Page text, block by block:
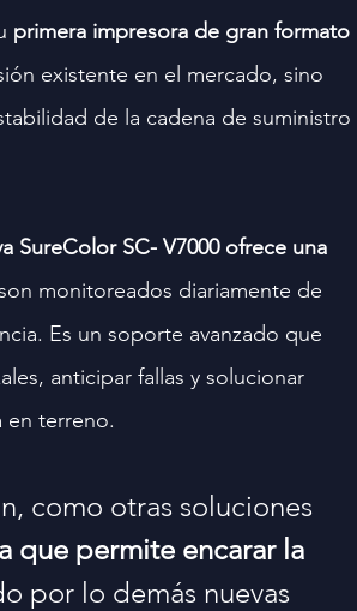
primera impresora de gran formato
existente en el mercado, sino
de la cadena de suministro
SureColor SC- V7000 ofrece una
monitoreados diariamente de
Es un soporte avanzado que
anticipar fallas y solucionar
en terreno.
como otras soluciones
que permite encarar la
por lo demás nuevas